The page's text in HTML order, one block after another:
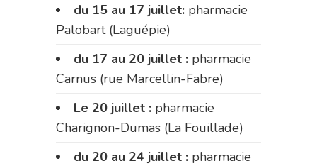
du 15 au 17 juillet: pharmacie
Palobart (Laguépie)
du 17 au 20 juillet : pharmacie
Carnus (rue Marcellin-Fabre)
Le 20 juillet : pharmacie
Charignon-Dumas (La Fouillade)
du 20 au 24 juillet : pharmacie